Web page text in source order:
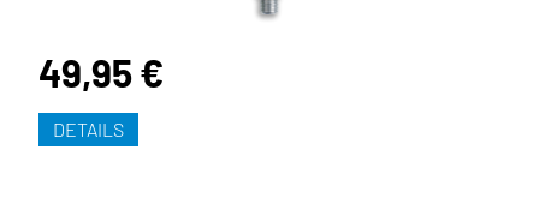
49,95 €
DETAILS